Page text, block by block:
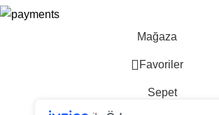
Mağaza
Favoriler
Sepet